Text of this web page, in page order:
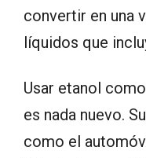
convertir en una
líquidos que
Usar etanol
es nada nuevo.
como el